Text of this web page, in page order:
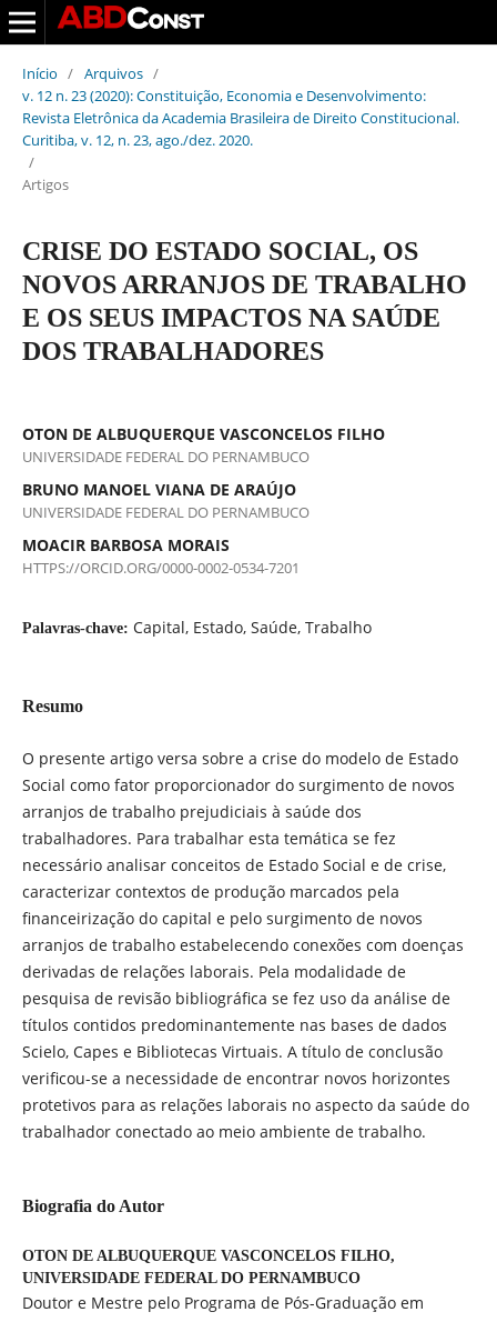
Início / Arquivos /
v. 12 n. 23 (2020): Constituição, Economia e Desenvolvimento:
Revista Eletrônica da Academia Brasileira de Direito Constitucional.
Curitiba, v. 12, n. 23, ago./dez. 2020.
/
Artigos
CRISE DO ESTADO SOCIAL, OS
NOVOS ARRANJOS DE TRABALHO
E OS SEUS IMPACTOS NA SAÚDE
DOS TRABALHADORES
OTON DE ALBUQUERQUE VASCONCELOS FILHO
UNIVERSIDADE FEDERAL DO PERNAMBUCO
BRUNO MANOEL VIANA DE ARAÚJO
UNIVERSIDADE FEDERAL DO PERNAMBUCO
MOACIR BARBOSA MORAIS
HTTPS://ORCID.ORG/0000-0002-0534-7201
Palavras-chave: Capital, Estado, Saúde, Trabalho
Resumo
O presente artigo versa sobre a crise do modelo de Estado
Social como fator proporcionador do surgimento de novos
arranjos de trabalho prejudiciais à saúde dos
trabalhadores. Para trabalhar esta temática se fez
necessário analisar conceitos de Estado Social e de crise,
caracterizar contextos de produção marcados pela
financeirização do capital e pelo surgimento de novos
arranjos de trabalho estabelecendo conexões com doenças
derivadas de relações laborais. Pela modalidade de
pesquisa de revisão bibliográfica se fez uso da análise de
títulos contidos predominantemente nas bases de dados
Scielo, Capes e Bibliotecas Virtuais. A título de conclusão
verificou-se a necessidade de encontrar novos horizontes
protetivos para as relações laborais no aspecto da saúde do
trabalhador conectado ao meio ambiente de trabalho.
Biografia do Autor
OTON DE ALBUQUERQUE VASCONCELOS FILHO,
UNIVERSIDADE FEDERAL DO PERNAMBUCO
Doutor e Mestre pelo Programa de Pós-Graduação em